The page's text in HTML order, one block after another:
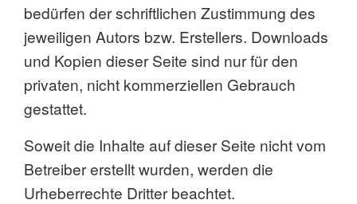
bedürfen der schriftlichen Zustimmung des
jeweiligen Autors bzw. Erstellers. Downloads
und Kopien dieser Seite sind nur für den
privaten, nicht kommerziellen Gebrauch
gestattet.
Soweit die Inhalte auf dieser Seite nicht vom
Betreiber erstellt wurden, werden die
Urheberrechte Dritter beachtet.